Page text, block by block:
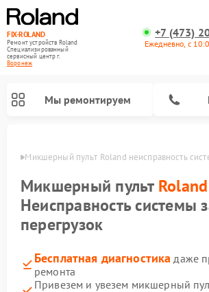
FIX-ROLAND
Ремонт устройств Roland
Специализированный
cервисный центр г.
Воронеж
+7 (473)
Ежедневно, с
Мы ремонтируем
Микшерный пульт Roland неисправность
Микшерный пульт Roland
Неисправность системы
перегрузок
Бесплатная диагностика даже
ремонта
Привезем и увезем микшерный